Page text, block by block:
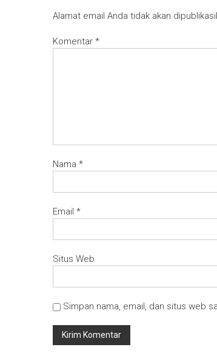
Alamat email Anda tidak akan
Komentar *
Nama *
Email *
Situs Web
Simpan nama, email, dan situs web